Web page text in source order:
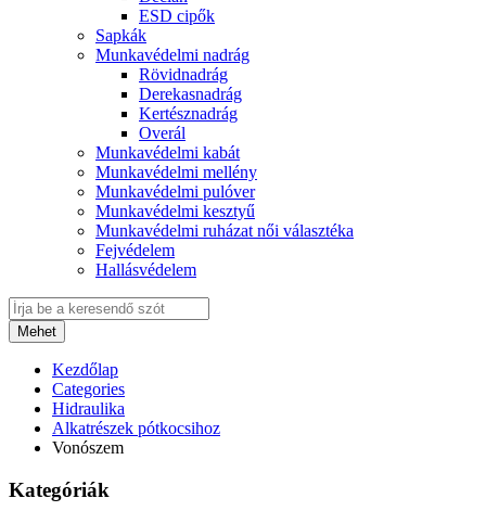
ESD cipők
Sapkák
Munkavédelmi nadrág
Rövidnadrág
Derekasnadrág
Kertésznadrág
Overál
Munkavédelmi kabát
Munkavédelmi mellény
Munkavédelmi pulóver
Munkavédelmi kesztyű
Munkavédelmi ruházat női választéka
Fejvédelem
Hallásvédelem
Mehet
Kezdőlap
Categories
Hidraulika
Alkatrészek pótkocsihoz
Vonószem
Kategóriák